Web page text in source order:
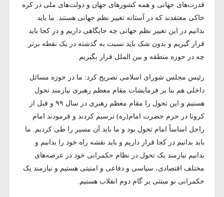
قدرت‌های جهانی و همه کشور‌های جهان و دولت‌های ملی در کره
خاکی معتقدند که در آستانه تغییر نظم جهانی هستند. ما باید
بدانیم در این تغییر نظم جهانی چه جایگاهی داریم و در کجا باید
قرار گیریم و بدون شک باید نسبت به گذشته در یک نقطه برتر
چه در حوزه منطقه و بین الملل قرار بگیریم.
رئیس مجلس شورای اسلامی تصریح کرد: ما در حوزه مسائل
داخلی هم بنا بر فرمایشات مقام معظم رهبری نیازمند تحول
هستیم و این تحول را مقام معظم رهبری در سال ۹۹ و قبل از
کرونا در حرم حضرت امام(ره) ترسیم کردند و فرمودند امام
راحل اساساً امام تحول بود و ما باید آن مسیر را طی کردیم. ما
باید بدانیم در کجا قرار داریم و باید نقشه راه خود را بدانیم و
بدانیم نیازمند یک تحول در نظام حکمرانی خود در عرصه‌های
مختلف اقتصادی، سیاسی و دفاعی و امنیتی هستیم و نیازمند یک
حکمرانی نو مبتنی بر گام دوم انقلاب هستیم.